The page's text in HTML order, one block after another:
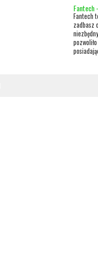
Fantech
Fantech
zadbasz